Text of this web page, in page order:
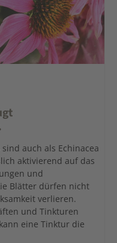
auch als Echinacea
aktivierend auf das
und
Blätter dürfen nicht
verlieren.
und Tinkturen
eine Tinktur die